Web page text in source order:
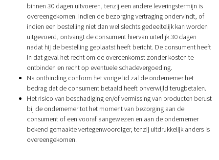
binnen 30 dagen uitvoeren, tenzij een andere leveringstermijn is
overeengekomen. Indien de bezorging vertraging ondervindt, of
indien een bestelling niet dan wel slechts gedeeltelijk kan worden
uitgevoerd, ontvangt de consument hiervan uiterlijk 30 dagen
nadat hij de bestelling geplaatst heeft bericht. De consument heeft
in dat geval het recht om de overeenkomst zonder kosten te
ontbinden en recht op eventuele schadevergoeding.
Na ontbinding conform het vorige lid zal de ondernemer het
bedrag dat de consument betaald heeft onverwijld terugbetalen.
Het risico van beschadiging en/of vermissing van producten berust
bij de ondernemer tot het moment van bezorging aan de
consument of een vooraf aangewezen en aan de ondernemer
bekend gemaakte vertegenwoordiger, tenzij uitdrukkelijk anders is
overeengekomen.